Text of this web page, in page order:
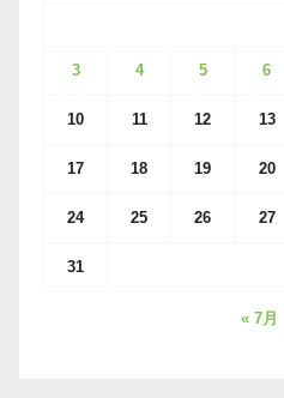
3 4 5 6
10 11 12 13
17 18 19 20
24 25 26 27
31
« 7月